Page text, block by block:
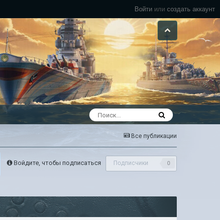
Войти или создать аккаунт
Все публикации
Войдите, чтобы подписаться Подписчики 0